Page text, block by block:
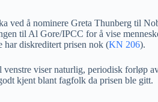
ved å nominere Greta Thunberg til
til Al Gore/IPCC for å vise
har diskreditert prisen nok (KN 206).
venstre viser naturlig, periodisk forløp
kjent blant fagfolk da prisen ble gitt.